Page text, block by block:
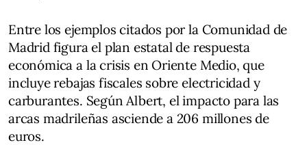
Entre los ejemplos citados por la Comunidad de
Madrid figura el plan estatal de respuesta
económica a la crisis en Oriente Medio, que
incluye rebajas fiscales sobre electricidad y
carburantes. Según Albert, el impacto para las
arcas madrileñas asciende a 206 millones de
euros.